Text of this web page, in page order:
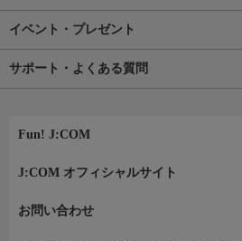
イベント・プレゼント
サポート・よくある質問
Fun! J:COM
J:COM オフィシャルサイト
お問い合わせ